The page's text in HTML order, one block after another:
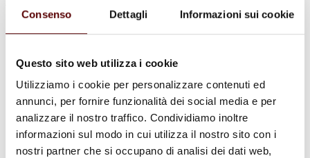
Consenso Dettagli Informazioni sui cookie
Questo sito web utilizza i cookie
Utilizziamo i cookie per personalizzare contenuti ed
annunci, per fornire funzionalità dei social media e per
analizzare il nostro traffico. Condividiamo inoltre
informazioni sul modo in cui utilizza il nostro sito con i
nostri partner che si occupano di analisi dei dati web,
30 Dicembre 1934 - 21 Ottobre 2025
Condividi questa pagina